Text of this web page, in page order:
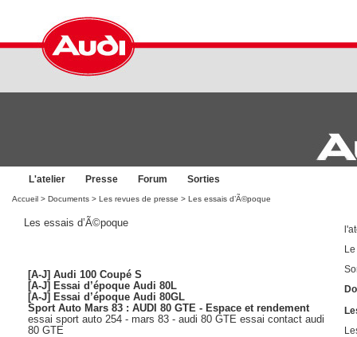
L'atelier Presse Forum Sorties
Accueil > Documents > Les revues de presse > Les essais d’Ã©poque
Les essais d’Ã©poque
[A-J] Audi 100 Coupé S
[A-J] Essai d’époque Audi 80L
[A-J] Essai d’époque Audi 80GL
Sport Auto Mars 83 : AUDI 80 GTE - Espace et rendement
essai sport auto 254 - mars 83 - audi 80 GTE essai contact audi
80 GTE